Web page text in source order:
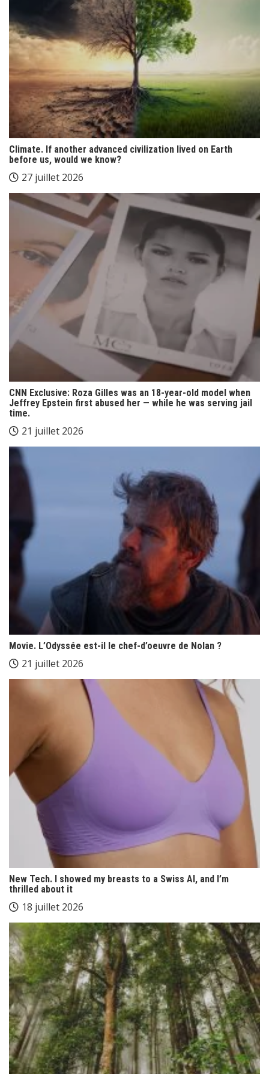
Climate. If another advanced civilization lived on Earth
before us, would we know?
27 juillet 2026
CNN Exclusive: Roza Gilles was an 18-year-old model when
Jeffrey Epstein first abused her — while he was serving jail
time.
21 juillet 2026
Movie. L’Odyssée est-il le chef-d’oeuvre de Nolan ?
21 juillet 2026
New Tech. I showed my breasts to a Swiss AI, and I’m
thrilled about it
18 juillet 2026